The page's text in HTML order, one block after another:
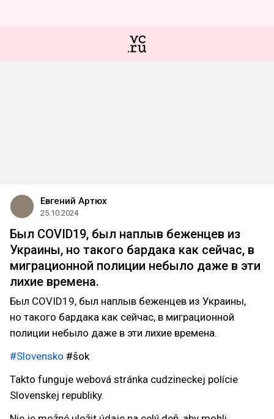
Евгений Артюх
25.10.2024
Был COVID19, был наплыв беженцев из
Украины, но такого бардака как сейчас, в
миграционной полиции небыло даже в эти
лихие времена.
Был COVID19, был наплыв беженцев из Украины,
но такого бардака как сейчас, в миграционной
полиции небыло даже в эти лихие времена.
#Slovensko #šok
Takto funguje webová stránka cudzineckej polície
Slovenskej republiky.